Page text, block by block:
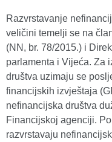
Razvrstavanje
veličini temelji se na
(NN, br. 78/2015.) i
parlamenta i Vijeća. Za
društva uzimaju se
financijskih izvještaja
nefinancijska društva
Financijskoj agenciji.
razvrstavaju